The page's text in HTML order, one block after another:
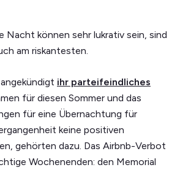
Nacht können sehr lukrativ sein, sind
am riskantesten.
ihr parteifeindliches
für diesen Sommer und das
für eine Übernachtung für
keine positiven
gehörten dazu. Das Airbnb-Verbot
Wochenenden: den Memorial